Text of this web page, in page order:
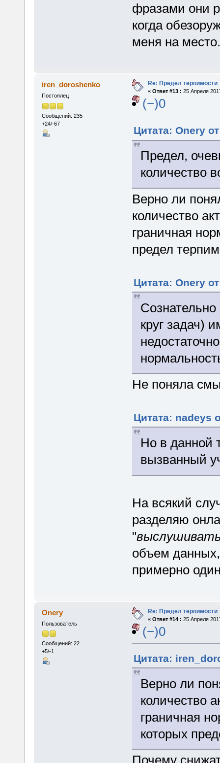
фразами они
когда
меня на место.
iren_doroshenko
Постоялец
Сообщений: 235
+24/-67
Re: Предел терпимости
« Ответ #13 : 25 Апреля
(−)0
Цитата: Onery
Предел,
количество
Верно ли
количество
граничная
предел
Цитата: Onery
круг задач)
Не поняла
Цитата: nadeys
Но в данной
вызванный
На всякий
разделяю
"
объем
примерно
Onery
Пользователь
Сообщений: 22
+5/-1
Re: Предел терпимости
« Ответ #14 : 25 Апреля
(−)0
Цитата:
Верно ли
количество
граничная
которых